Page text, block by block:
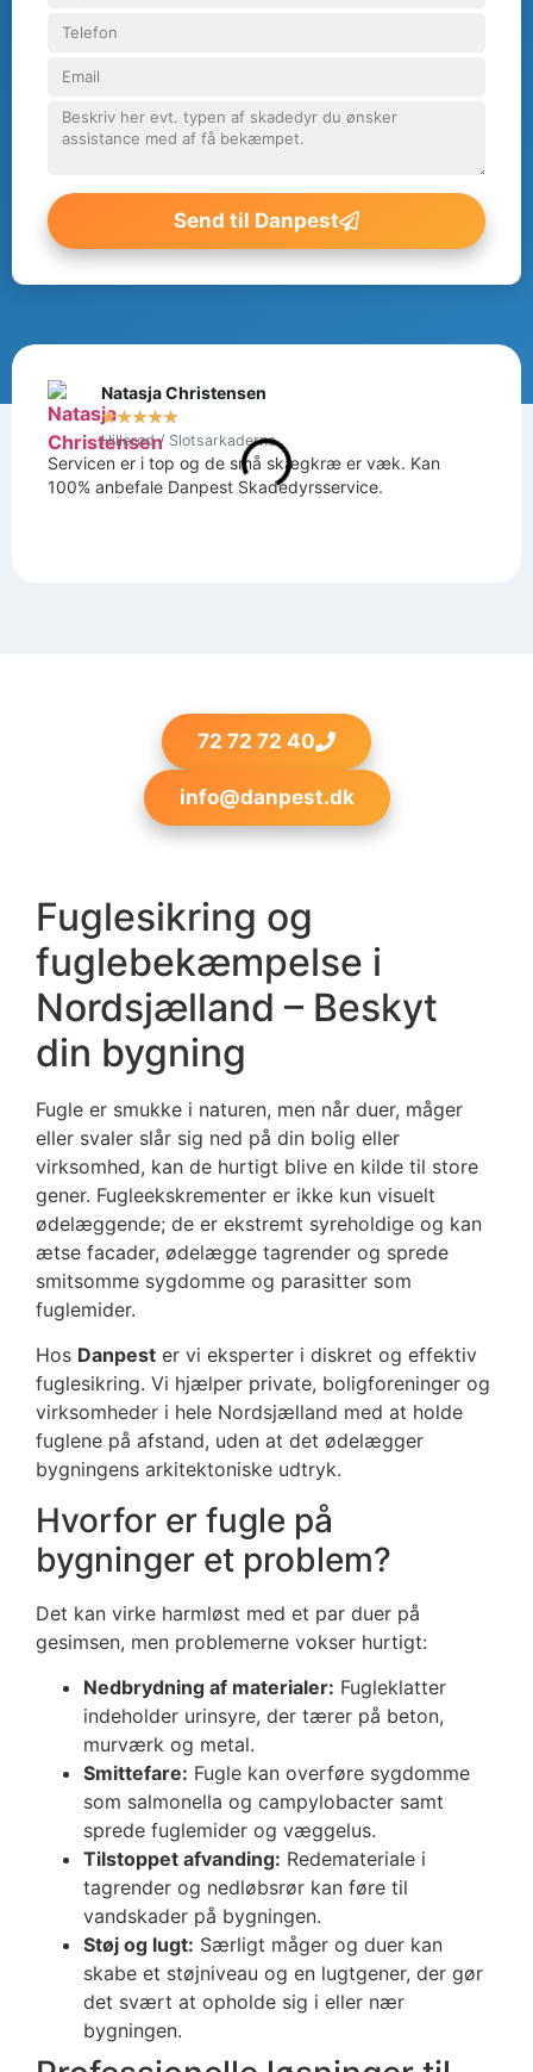
Send til Danpest
Natasja Christensen
★★★★★
Hillerød / Slotsarkaderne
Servicen er i top og de små skægkræ er væk. Kan
100% anbefale Danpest Skadedyrsservice.
72 72 72 40
info@danpest.dk
Fuglesikring og
fuglebekæmpelse i
Nordsjælland – Beskyt
din bygning
Fugle er smukke i naturen, men når duer, måger
eller svaler slår sig ned på din bolig eller
virksomhed, kan de hurtigt blive en kilde til store
gener. Fugleekskrementer er ikke kun visuelt
ødelæggende; de er ekstremt syreholdige og kan
ætse facader, ødelægge tagrender og sprede
smitsomme sygdomme og parasitter som
fuglemider.
Hos Danpest er vi eksperter i diskret og effektiv
fuglesikring. Vi hjælper private, boligforeninger og
virksomheder i hele Nordsjælland med at holde
fuglene på afstand, uden at det ødelægger
bygningens arkitektoniske udtryk.
Hvorfor er fugle på
bygninger et problem?
Det kan virke harmløst med et par duer på
gesimsen, men problemerne vokser hurtigt:
Nedbrydning af materialer: Fugleklatter
indeholder urinsyre, der tærer på beton,
murværk og metal.
Smittefare: Fugle kan overføre sygdomme
som salmonella og campylobacter samt
sprede fuglemider og væggelus.
Tilstoppet afvanding: Redemateriale i
tagrender og nedløbsrør kan føre til
vandskader på bygningen.
Støj og lugt: Særligt måger og duer kan
skabe et støjniveau og en lugtgener, der gør
det svært at opholde sig i eller nær
bygningen.